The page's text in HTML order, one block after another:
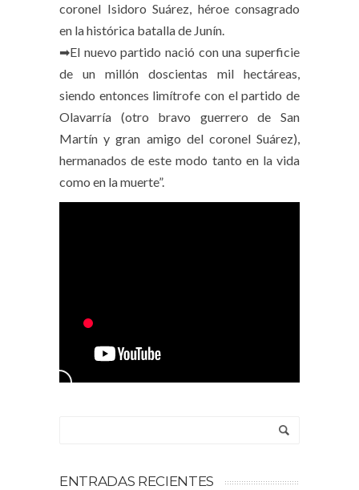
coronel Isidoro Suárez, héroe consagrado
en la histórica batalla de Junín.
➡El nuevo partido nació con una superficie
de un millón doscientas mil hectáreas,
siendo entonces limítrofe con el partido de
Olavarría (otro bravo guerrero de San
Martín y gran amigo del coronel Suárez),
hermanados de este modo tanto en la vida
como en la muerte”.
ENTRADAS RECIENTES